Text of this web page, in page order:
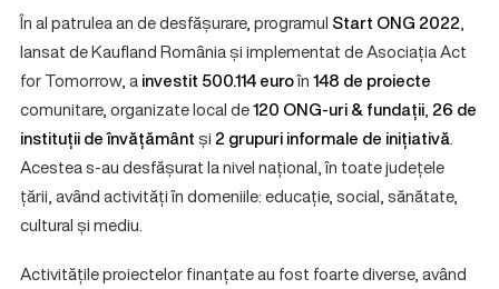
În al patrulea an de desfășurare, programul Start ONG 2022,
lansat de Kaufland România și implementat de Asociația Act
for Tomorrow, ainvestit 500.114 euroîn148 de proiecte
comunitare, organizate local de120 ONG-uri & fundații, 26 de
instituții de învățământși 2 grupuri informale de inițiativă.
Acestea s-au desfășurat la nivel național, în toate județele
țării, având activități în domeniile: educație, social, sănătate,
cultural și mediu.
Activitățile proiectelor finanțate au fost foarte diverse, având